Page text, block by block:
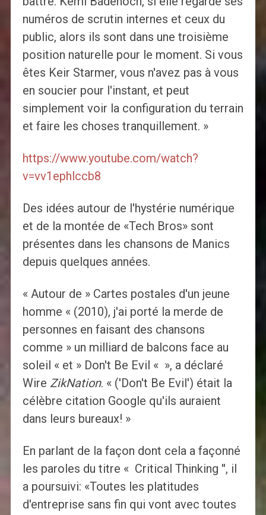
numéros de scrutin internes et ceux du
public, alors ils sont dans une troisième
position naturelle pour le moment. Si vous
êtes Keir Starmer, vous n'avez pas à vous
en soucier pour l'instant, et peut
simplement voir la configuration du terrain
et faire les choses tranquillement. »
https://www.youtube.com/watch?
v=vv1ephlccb8
Des idées autour de l'hystérie numérique
et de la montée de «Tech Bros» sont
présentes dans les chansons de Manics
depuis quelques années.
« Autour de » Cartes postales d'un jeune
homme « (2010), j'ai porté la merde de
personnes en faisant des chansons
comme » un milliard de balcons face au
soleil « et » Don't Be Evil « », a déclaré
Wire ZikNation. « ('Don't Be Evil') était la
célèbre citation Google qu'ils auraient
dans leurs bureaux! »
En parlant de la façon dont cela a façonné
les paroles du titre « Critical Thinking '', il
a poursuivi: «Toutes les platitudes
d'entreprise sans fin qui vont avec toutes